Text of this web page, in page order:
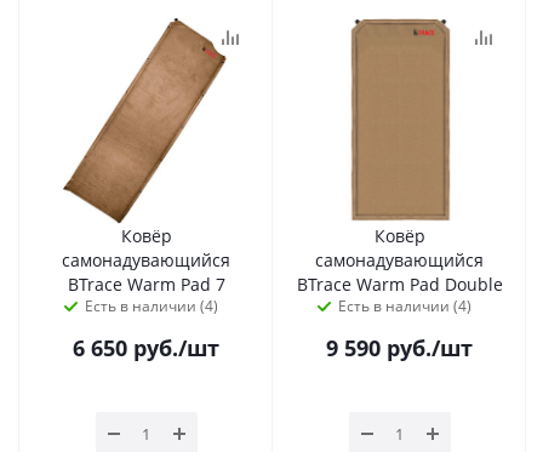
Ковёр
самонадувающийся
BTrace Warm Pad 7
Есть в наличии (4)
6 650 руб./шт
Ковёр
самонадувающийся
BTrace Warm Pad Double
Есть в наличии (4)
9 590 руб./шт